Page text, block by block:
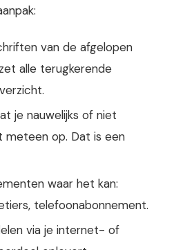
van de afgelopen
alle terugkerende
je nauwelijks of niet
meteen op. Dat is een
waar het kan:
telefoonabonnement.
via je internet- of